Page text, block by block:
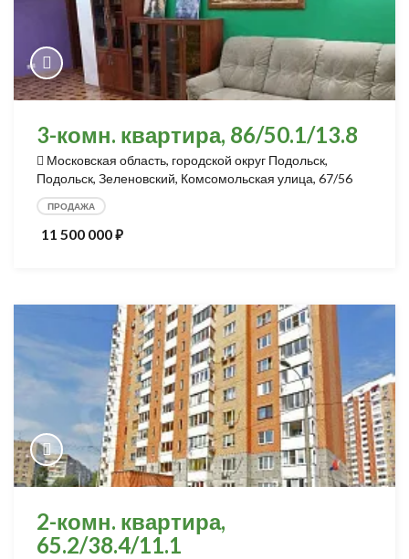
3-комн. квартира, 86/50.1/13.8
Московская область, городской округ Подольск,
Подольск, Зеленовский, Комсомольская улица, 67/56
ПРОДАЖА
11 500 000⃏
2-комн. квартира,
65.2/38.4/11.1